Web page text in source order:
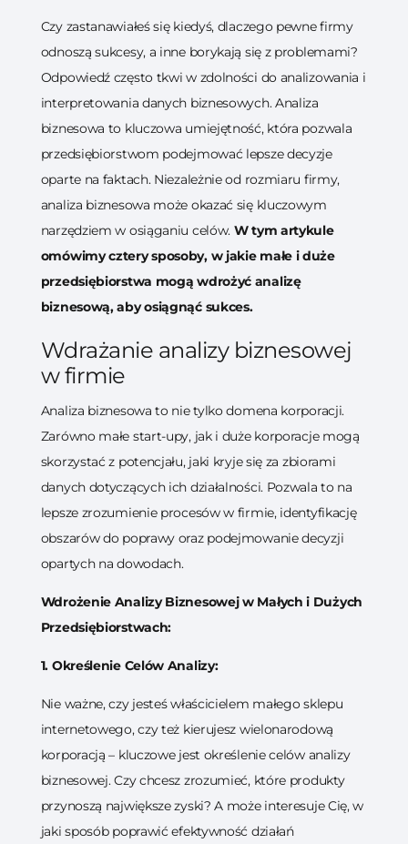
Czy zastanawiałeś się kiedyś, dlaczego pewne firmy
odnoszą sukcesy, a inne borykają się z problemami?
Odpowiedź często tkwi w zdolności do analizowania i
interpretowania danych biznesowych. Analiza
biznesowa to kluczowa umiejętność, która pozwala
przedsiębiorstwom podejmować lepsze decyzje
oparte na faktach. Niezależnie od rozmiaru firmy,
analiza biznesowa może okazać się kluczowym
narzędziem w osiąganiu celów. W tym artykule
omówimy cztery sposoby, w jakie małe i duże
przedsiębiorstwa mogą wdrożyć analizę
biznesową, aby osiągnąć sukces.
Wdrażanie analizy biznesowej
w firmie
Analiza biznesowa to nie tylko domena korporacji.
Zarówno małe start-upy, jak i duże korporacje mogą
skorzystać z potencjału, jaki kryje się za zbiorami
danych dotyczących ich działalności. Pozwala to na
lepsze zrozumienie procesów w firmie, identyfikację
obszarów do poprawy oraz podejmowanie decyzji
opartych na dowodach.
Wdrożenie Analizy Biznesowej w Małych i Dużych
Przedsiębiorstwach:
1. Określenie Celów Analizy:
Nie ważne, czy jesteś właścicielem małego sklepu
internetowego, czy też kierujesz wielonarodową
korporacją – kluczowe jest określenie celów analizy
biznesowej. Czy chcesz zrozumieć, które produkty
przynoszą największe zyski? A może interesuje Cię, w
jaki sposób poprawić efektywność działań